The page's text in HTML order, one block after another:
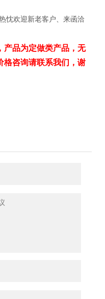
忱欢迎新老客户、来函洽
产品为定做类产品，无
格咨询请联系我们，谢